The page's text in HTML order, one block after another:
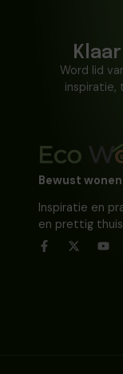
Word lid
inspiratie,
Bewust
Inspiratie en
en prettig